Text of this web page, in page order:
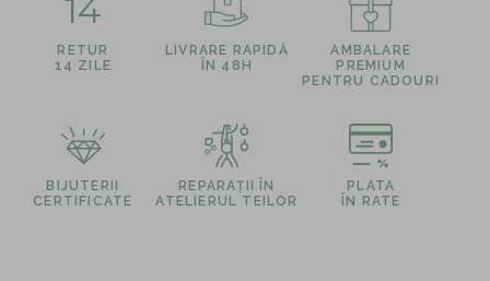
14
RETUR
14 ZILE
LIVRARE RAPIDĂ
ÎN 48H
AMBALARE
PREMIUM
PENTRU CADOURI
BIJUTERII
CERTIFICATE
REPARAȚII ÎN
ATELIERUL TEILOR
PLATA
ÎN RATE